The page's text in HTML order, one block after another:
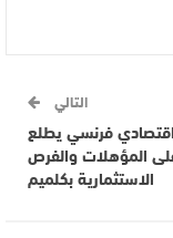
التالي
فرنسي يطلع
المؤهلات والفرص
الاستثمارية بكلميم